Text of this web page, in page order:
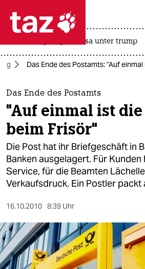
 taz zahl ich
taz zahl ich
themen
politik
öko
gesellschaft
kultur
sport
berlin
nord
usa unter trump
Das Ende des Postamts: "Auf
Das Ende des Postamts
"Auf einmal ist
beim Frisör"
Die Post hat ihr Briefgeschäft in
Banken ausgelagert. Für
Service, für die Beamten
Verkaufsdruck. Ein Postler packt
16.10.2010 8:39 Uhr